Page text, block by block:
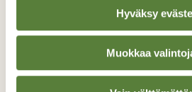
Hyväksy
Muokkaa